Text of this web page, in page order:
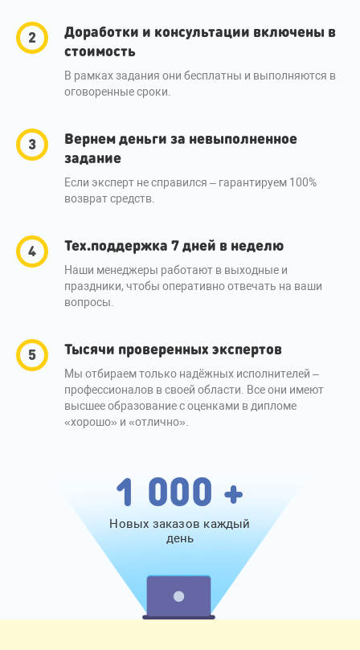
Доработки и консультации включены в
стоимость
В рамках задания они бесплатны и выполняются в
оговоренные сроки.
Вернем деньги за невыполненное
задание
Если эксперт не справился – гарантируем 100%
возврат средств.
Тех.поддержка 7 дней в неделю
Наши менеджеры работают в выходные и
праздники, чтобы оперативно отвечать на ваши
вопросы.
Тысячи проверенных экспертов
Мы отбираем только надёжных исполнителей –
профессионалов в своей области. Все они имеют
высшее образование с оценками в дипломе
«хорошо» и «отлично».
1 000 +
Новых заказов каждый
день